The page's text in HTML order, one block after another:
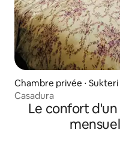
Chambre privée ⋅ Sukteri
Casadura
Le confort